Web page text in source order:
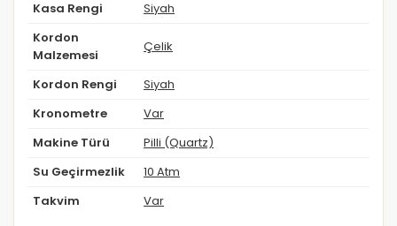
Kasa Rengi Siyah
Kordon
Malzemesi
Çelik
Kordon Rengi Siyah
Kronometre Var
Makine Türü Pilli (Quartz)
Su Geçirmezlik 10 Atm
Takvim Var